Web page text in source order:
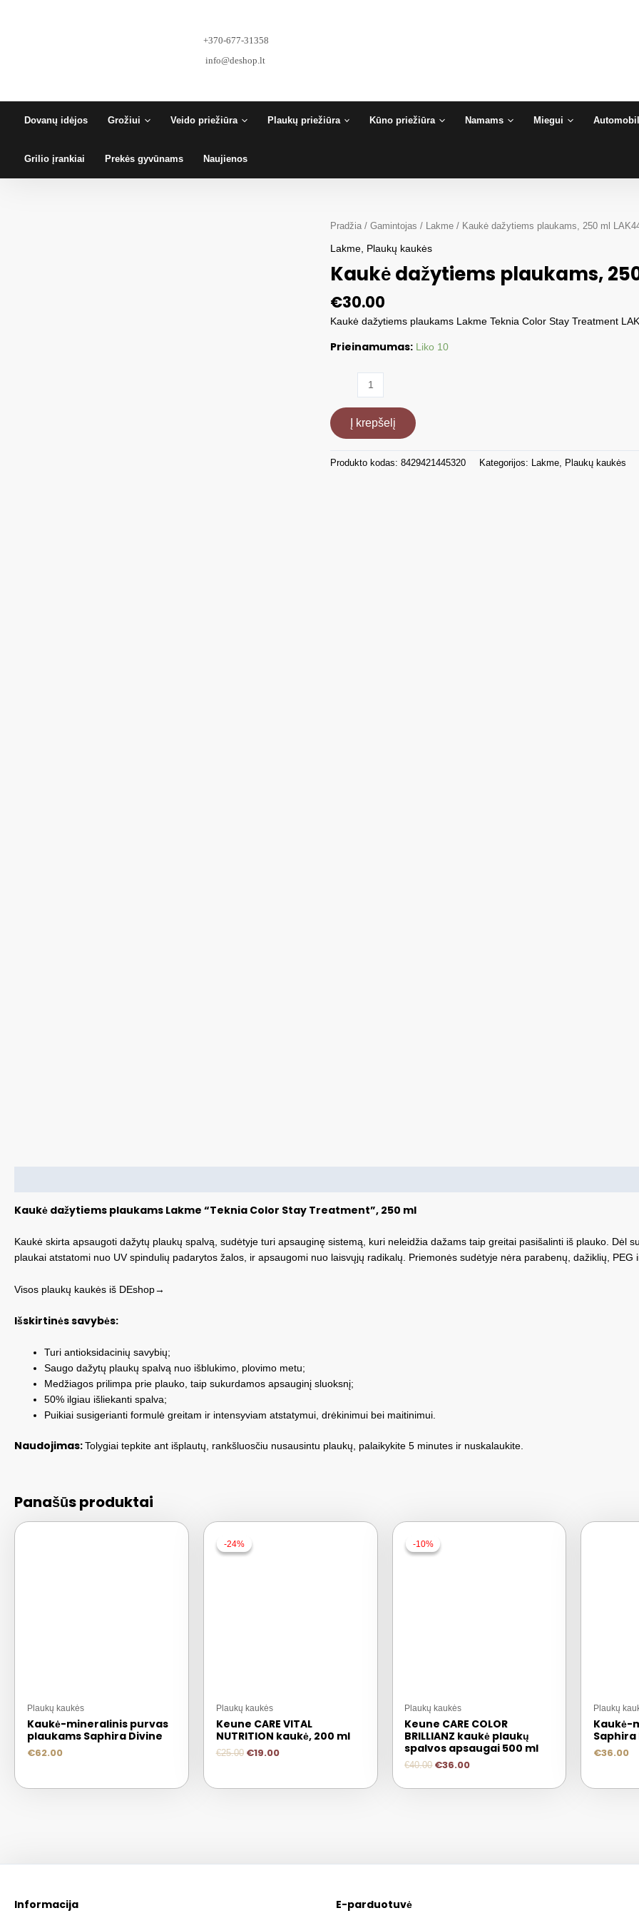
+370-677-31358
info@deshop.lt
Dovanų idėjos Grožiui Veido priežiūra Plaukų priežiūra Kūno priežiūra Namams Miegui
Grilio įrankiai Prekės gyvūnams Naujienos
Pradžia /Gamintojas / Lakme / Kaukė dažytiems plaukams, 250 ml
Lakme Plaukų kaukės
Kaukė dažytiems plaukams,
€30.00
Kaukė dažytiems plaukams Lakme Teknia Color Stay Treatment
Prieinamumas: Liko 10
produkto
Kaukė
dažytiems
plaukams,
250
Į krepšelį
Produkto kodas:8429421445320 Kategorijos: Lakme, Plaukų kaukės
Kaukė dažytiems plaukams Lakme “Teknia Color Stay Treatment”, 250 ml
Kaukė skirta apsaugoti dažytų plaukų spalvą, sudėtyje turi apsauginę sistemą, kuri neleidžia dažams taip greitai pasišalinti iš plauko. Dėl
plaukai atstatomi nuo UV spindulių padarytos žalos, ir apsaugomi nuo laisvųjų radikalų. Priemonės sudėtyje nėra parabenų, dažiklių, PEG
Visos plaukų kaukės iš DEshop→
Išskirtinės savybės:
Turi antioksidacinių savybių;
Saugo dažytų plaukų spalvą nuo išblukimo, plovimo metu;
Medžiagos prilimpa prie plauko, taip sukurdamos apsauginį sluoksnį;
50% ilgiau išliekanti spalva;
Puikiai susigerianti formulė greitam ir intensyviam atstatymui, drėkinimui bei maitinimui.
Naudojimas:Tolygiai tepkite ant išplautų, rankšluosčiu nusausintu plaukų, palaikykite 5 minutes ir nuskalaukite.
Panašūs produktai
Plaukų kaukės
Kaukė-mineralinis purvas
plaukams Saphira Divine
€62.00
-24%
-24%
Plaukų kaukės
Keune CARE VITAL
NUTRITION kaukė, 200 ml
€25.00 €19.00
-10%
-10%
Plaukų kaukės
Keune CARE COLOR
BRILLIANZ kaukė plaukų
spalvos apsaugai 500 ml
€40.00 €36.00
Plaukų
Kaukė-
Saphira
€36.00
Informacija E-parduotuvė